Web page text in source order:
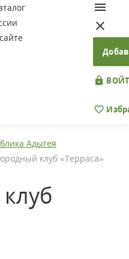
Адыгея
клуб «Терраса»